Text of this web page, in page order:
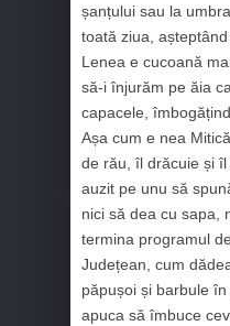
șanțului sau la
toată ziua,
Lenea e cucoană
să-i înjurăm pe ăia
capacele,
Așa cum e nea
de rău, îl drăcuie și
auzit pe unu să
nici să dea cu sapa,
termina programul
Județean, cum
păpușoi și barbule
apuca să îmbuce